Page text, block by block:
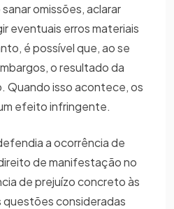
omissões, aclarar
eventuais erros materiais
é possível que, ao se
o resultado da
Quando isso acontece, os
efeito infringente.
a ocorrência de
de manifestação no
de prejuízo concreto às
questões consideradas